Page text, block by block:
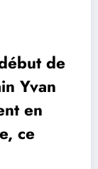
de
Yvan
en
ce